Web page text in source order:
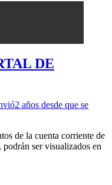
DE
2 años desde que se
de la cuenta corriente de
ser visualizados en